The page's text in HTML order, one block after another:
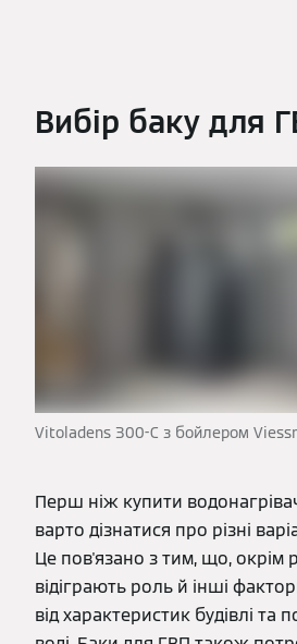
Вибір баку для
Vitoladens 300-C з бойлером
Перш ніж купити
варто дізнатися про різні
Це пов'язано з тим, що, окрім
відіграють роль й інші
від характеристик будівлі та